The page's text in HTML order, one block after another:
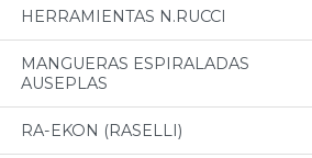
HERRAMIENTAS N.RUCCI
MANGUERAS ESPIRALADAS
AUSEPLAS
RA-EKON (RASELLI)